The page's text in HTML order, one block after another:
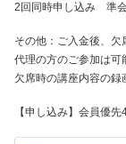
2回同時申し込み 準
その他：ご入金後、欠
代理の方のご参加は可
欠席時の講座内容の録
【申し込み】会員優